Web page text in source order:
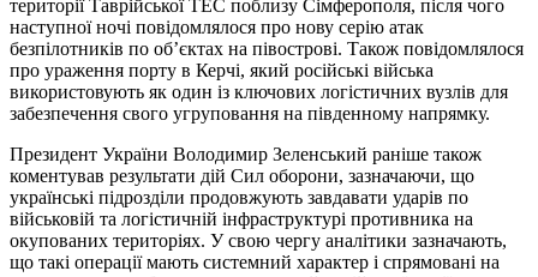
території Таврійської ТЕС поблизу Сімферополя, після чого
наступної ночі повідомлялося про нову серію атак
безпілотників по об’єктах на півострові. Також повідомлялося
про ураження порту в Керчі, який російські війська
використовують як один із ключових логістичних вузлів для
забезпечення свого угруповання на південному напрямку.
Президент України Володимир Зеленський раніше також
коментував результати дій Сил оборони, зазначаючи, що
українські підрозділи продовжують завдавати ударів по
військовій та логістичній інфраструктурі противника на
окупованих територіях. У свою чергу аналітики зазначають,
що такі операції мають системний характер і спрямовані на